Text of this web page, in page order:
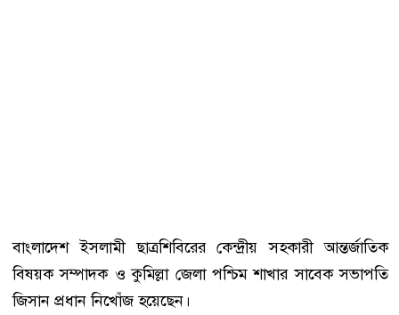
বাংলাদেশ ইসলামী ছাত্রশিবিরের কেন্দ্রীয় সহকারী আন্তর্জাতিক
বিষয়ক সম্পাদক ও কুমিল্লা জেলা পশ্চিম শাখার সাবেক সভাপতি
জিসান প্রধান নিখোঁজ হয়েছেন।